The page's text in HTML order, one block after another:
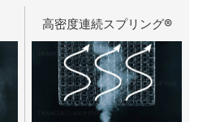
高密度連続スプリング®